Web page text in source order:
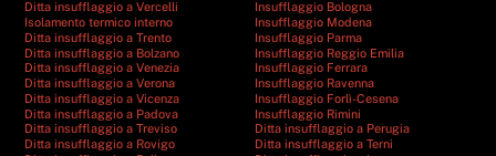
Ditta insufflaggio a Vercelli
Isolamento termico interno
Ditta insufflaggio a Trento
Ditta insufflaggio a Bolzano
Ditta insufflaggio a Venezia
Ditta insufflaggio a Verona
Ditta insufflaggio a Vicenza
Ditta insufflaggio a Padova
Ditta insufflaggio a Treviso
Ditta insufflaggio a Rovigo
Insufflaggio Bologna
Insufflaggio Modena
Insufflaggio Parma
Insufflaggio Reggio Emilia
Insufflaggio Ferrara
Insufflaggio Ravenna
Insufflaggio Forlì-Cesena
Insufflaggio Rimini
Ditta insufflaggio a Perugia
Ditta insufflaggio a Terni